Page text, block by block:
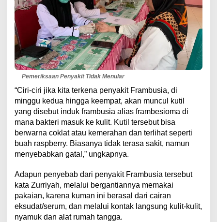
Pemeriksaan Penyakit Tidak Menular
“Ciri-ciri jika kita terkena penyakit Frambusia, di
minggu kedua hingga keempat, akan muncul kutil
yang disebut induk frambusia alias frambesioma di
mana bakteri masuk ke kulit. Kutil tersebut bisa
berwarna coklat atau kemerahan dan terlihat seperti
buah raspberry. Biasanya tidak terasa sakit, namun
menyebabkan gatal,” ungkapnya.
Adapun penyebab dari penyakit Frambusia tersebut
kata Zurriyah, melalui bergantiannya memakai
pakaian, karena kuman ini berasal dari cairan
eksudat/serum, dan melalui kontak langsung kulit-kulit,
nyamuk dan alat rumah tangga.